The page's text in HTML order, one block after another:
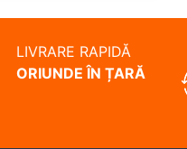
LIVRARE RAPIDĂ
ORIUNDE ÎN ȚARĂ